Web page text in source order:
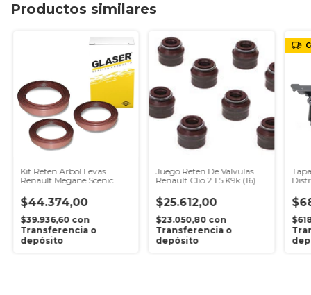
Productos similares
Kit Reten Arbol Levas
Renault Megane Scenic
$44.374,00
$39.936,60 con
Transferencia o
depósito
Juego Reten De Valvulas
Renault Clio 2 1.5 K9k (16)
$25.612,00
$23.050,80 con
Transferencia o
depósito